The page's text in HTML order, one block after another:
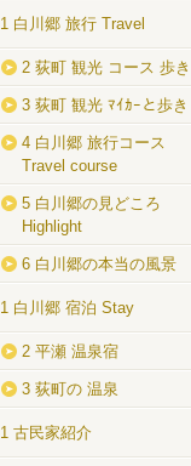
1 白川郷 旅行 Travel
2 荻町 観光 コース 歩き
3 荻町 観光 ﾏｲｶｰと歩き
4 白川郷 旅行コース
Travel course
5 白川郷の見どころ
Highlight
6 白川郷の本当の風景
1 白川郷 宿泊 Stay
2 平瀬 温泉宿
3 荻町の 温泉
1 古民家紹介